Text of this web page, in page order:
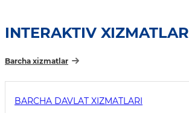
INTERAKTIV XIZMATLAR
Barcha xizmatlar
BARCHA DAVLAT XIZMATLARI